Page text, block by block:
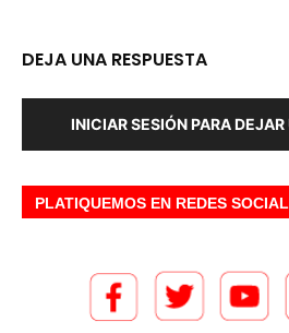
DEJA UNA RESPUESTA
INICIAR SESIÓN PARA
PLATIQUEMOS EN REDES